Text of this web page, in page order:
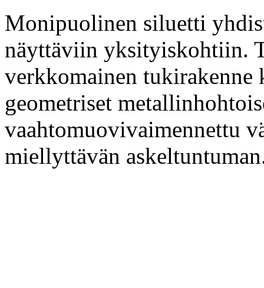
Monipuolinen siluetti
näyttäviin yksityiskohtiin.
verkkomainen tukirakenne
geometriset
vaahtomuovivaimennettu
miellyttävän